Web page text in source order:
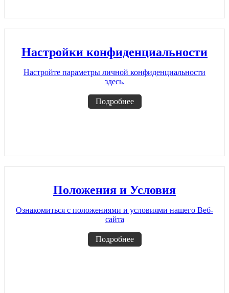
Настройки конфиденциальности
Настройте параметры личной конфиденциальности
здесь.
Подробнее
Положения и Условия
Ознакомиться с положениями и условиями нашего Веб-
сайта
Подробнее